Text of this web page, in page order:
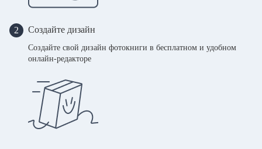
2 Создайте дизайн
Создайте свой дизайн фотокниги в бесплатном и удобном
онлайн-редакторе